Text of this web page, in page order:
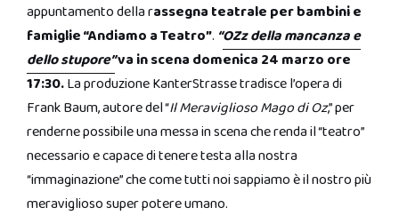
appuntamento della rassegna teatrale per bambini e
famiglie “Andiamo a Teatro”. “OZz della mancanza e
dello stupore”va in scena domenica 24 marzo ore
17:30.La produzione KanterStrasse tradisce l’opera di
Frank Baum, autore del “Il Meraviglioso Mago di Oz,” per
renderne possibile una messa in scena che renda il “teatro”
necessario e capace di tenere testa alla nostra
“immaginazione” che come tutti noi sappiamo è il nostro più
meraviglioso super potere umano.